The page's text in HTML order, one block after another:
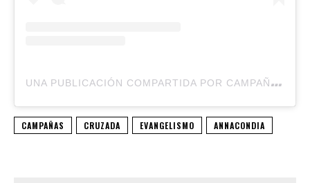
U
NA PUBLICACIÓN COMPARTIDA POR CAMPAÑA MORENO JESÚS TE AMA 2024 (@MORENOJESUSTEAMA2024)
CAMPAÑAS CRUZADA EVANGELISMO ANNACONDIA